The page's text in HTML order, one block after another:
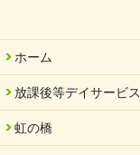
ホーム
放課後等デイサービス
虹の橋